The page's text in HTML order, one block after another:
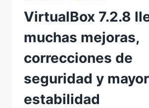
VirtualBox 7.2.8
muchas mejoras,
correcciones de
seguridad y mayor
estabilidad